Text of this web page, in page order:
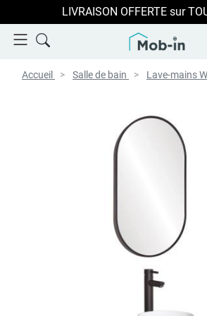
LIVRAISON OFFERTE sur
Accueil Salle de bain Lave-mains